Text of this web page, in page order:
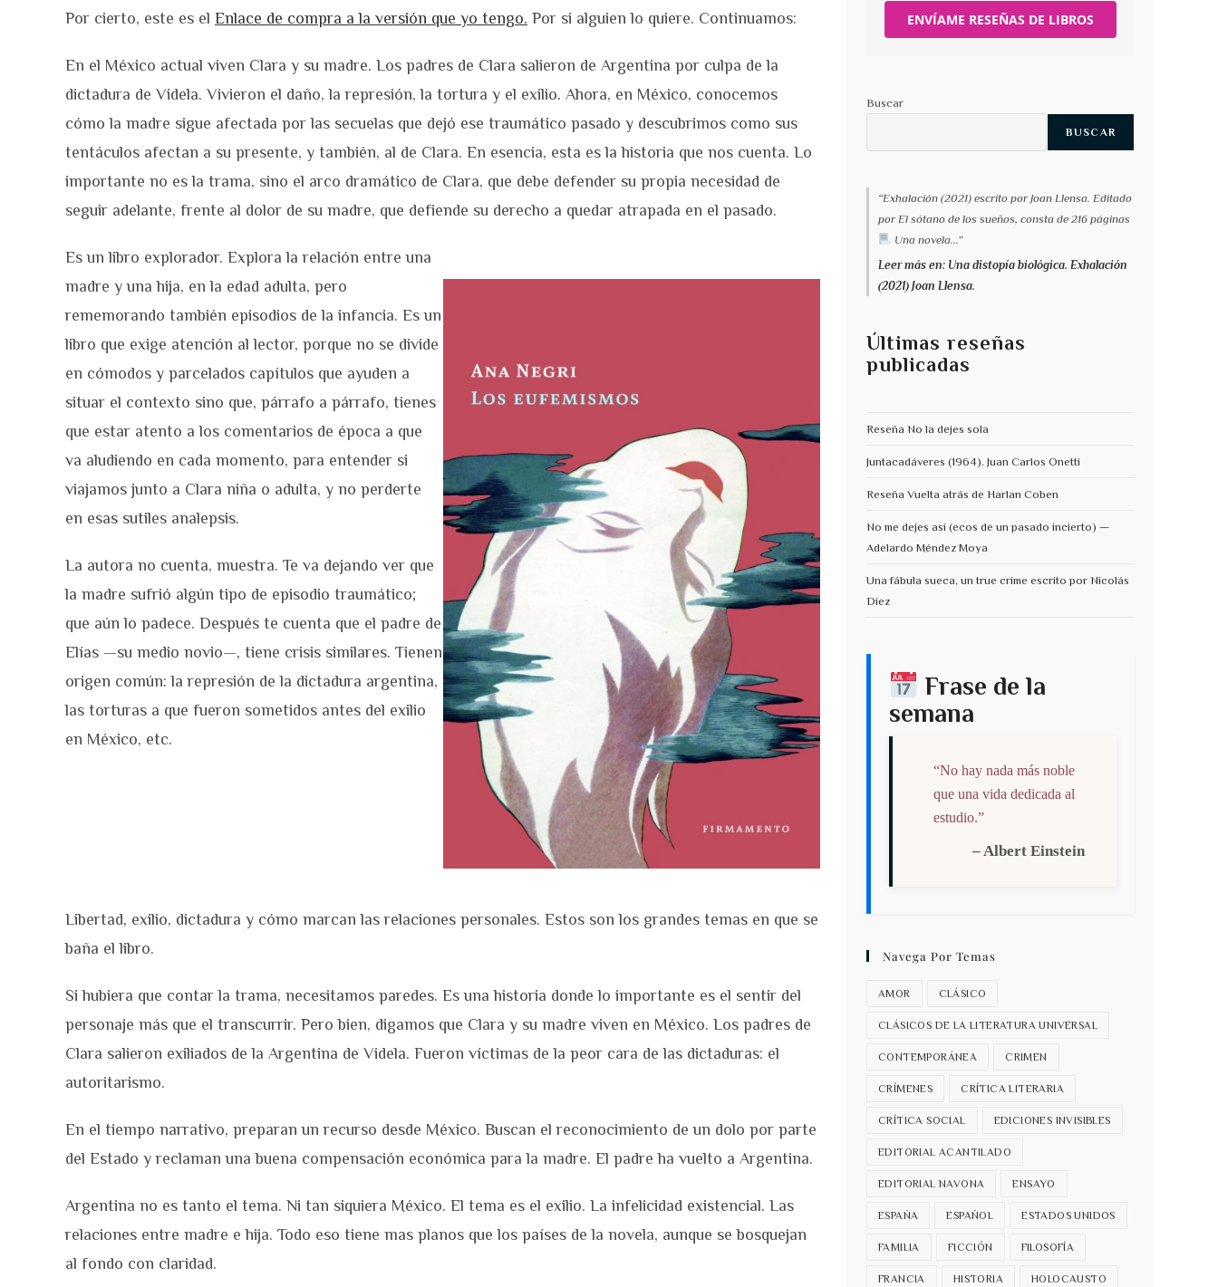
Por cierto, este es el Enlace de compra a la versión que yo tengo. Por si alguien lo quiere. Continuamos:
En el México actual viven Clara y su madre. Los padres de Clara salieron de Argentina por culpa de la
dictadura de Videla. Vivieron el daño, la represión, la tortura y el exilio. Ahora, en México, conocemos
cómo la madre sigue afectada por las secuelas que dejó ese traumático pasado y descubrimos como sus
tentáculos afectan a su presente, y también, al de Clara. En esencia, esta es la historia que nos cuenta. Lo
importante no es la trama, sino el arco dramático de Clara, que debe defender su propia necesidad de
seguir adelante, frente al dolor de su madre, que defiende su derecho a quedar atrapada en el pasado.
Es un libro explorador. Explora la relación entre una
madre y una hija, en la edad adulta, pero
rememorando también episodios de la infancia. Es un
libro que exige atención al lector, porque no se divide
en cómodos y parcelados capítulos que ayuden a
situar el contexto sino que, párrafo a párrafo, tienes
que estar atento a los comentarios de época a que
va aludiendo en cada momento, para entender si
viajamos junto a Clara niña o adulta, y no perderte
en esas sutiles analepsis.
La autora no cuenta, muestra. Te va dejando ver que
la madre sufrió algún tipo de episodio traumático;
que aún lo padece. Después te cuenta que el padre de
Elías —su medio novio—, tiene crisis similares. Tienen
origen común: la represión de la dictadura argentina,
las torturas a que fueron sometidos antes del exilio
en México, etc.
Libertad, exilio, dictadura y cómo marcan las relaciones personales. Estos son los grandes temas en que se
baña el libro.
Si hubiera que contar la trama, necesitamos paredes. Es una historia donde lo importante es el sentir del
personaje más que el transcurrir. Pero bien, digamos que Clara y su madre viven en México. Los padres de
Clara salieron exiliados de la Argentina de Videla. Fueron víctimas de la peor cara de las dictaduras: el
autoritarismo.
En el tiempo narrativo, preparan un recurso desde México. Buscan el reconocimiento de un dolo por parte
del Estado y reclaman una buena compensación económica para la madre. El padre ha vuelto a Argentina.
Argentina no es tanto el tema. Ni tan siquiera México. El tema es el exilio. La infelicidad existencial. Las
relaciones entre madre e hija. Todo eso tiene mas planos que los países de la novela, aunque se bosquejan
al fondo con claridad.
ENVÍAME RESEÑAS DE LIBROS
Buscar
BUSCAR
“Exhalación (2021) escrito por Joan Llensa. Editado
por El sótano de los sueños, consta de 216 páginas
Una novela...”
Leer más en: Una distopía biológica. Exhalación
(2021) Joan Llensa.
Últimas reseñas
publicadas
Reseña No la dejes sola
Juntacadáveres (1964). Juan Carlos Onetti
Reseña Vuelta atrás de Harlan Coben
No me dejes así (ecos de un pasado incierto) —
Adelardo Méndez Moya
Una fábula sueca, un true crime escrito por Nicolás
Díez
Frase de la
semana
“No hay nada más noble
que una vida dedicada al
estudio.”
– Albert Einstein
Navega Por Temas
AMOR CLÁSICO
CLÁSICOS DE LA LITERATURA UNIVERSAL
CONTEMPORÁNEA CRIMEN
CRÍMENES CRÍTICA LITERARIA
CRÍTICA SOCIAL EDICIONES INVISIBLES
EDITORIAL ACANTILADO
EDITORIAL NAVONA ENSAYO
ESPAÑA ESPAÑOL ESTADOS UNIDOS
FAMILIA FICCIÓN FILOSOFÍA
FRANCIA HISTORIA HOLOCAUSTO